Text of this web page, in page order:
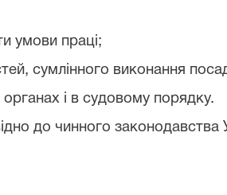
умови праці;
сумлінного виконання
і в судовому порядку.
до чинного законодавства